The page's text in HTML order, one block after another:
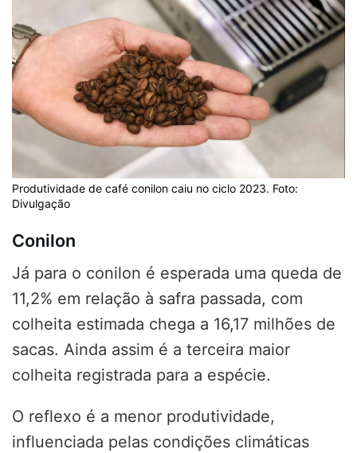
Produtividade de café conilon caiu no ciclo 2023. Foto:
Divulgação
Conilon
Já para o conilon é esperada uma queda de
11,2% em relação à safra passada, com
colheita estimada chega a 16,17 milhões de
sacas. Ainda assim é a terceira maior
colheita registrada para a espécie.
O reflexo é a menor produtividade,
influenciada pelas condições climáticas